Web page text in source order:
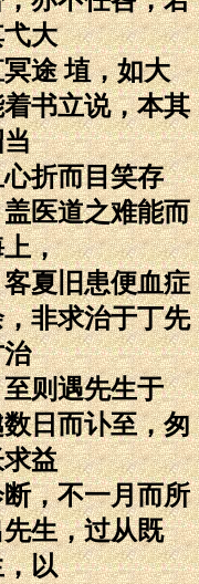
大
途 埴，如大
书立说，本其
折而目笑存
医道之难能而
，
夏旧患便血症
非求治于丁先
则遇先生于
日而讣至，匆
益
，不一月而所
生，过从既
以